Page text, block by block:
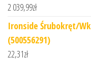
2 039,99zł
Ironside Śrubokręt/
(500556291)
22,31zł